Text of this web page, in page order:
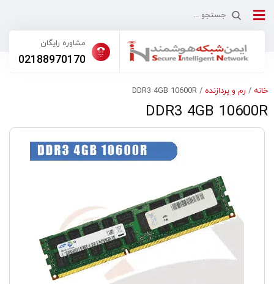
مشاوره رایگان
02188970170
/ DDR3 4GB 10600R
DDR3 4GB